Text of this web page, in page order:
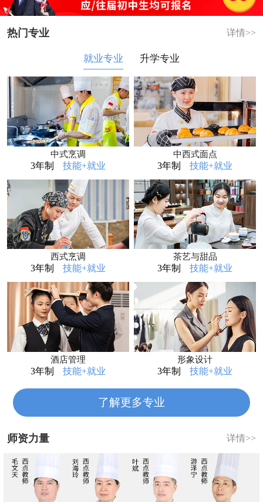
热门专业 详情>>
就业专业 升学专业
中式烹调
3年制 技能+就业
中西式面点
3年制 技能+就业
西式烹调
3年制 技能+就业
茶艺与甜品
3年制 技能+就业
酒店管理
3年制 技能+就业
形象设计
3年制 技能+就业
了解更多专业
师资力量 详情>>